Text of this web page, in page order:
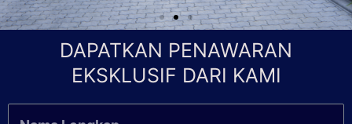
DAPATKAN PENAWARAN
EKSKLUSIF DARI KAMI